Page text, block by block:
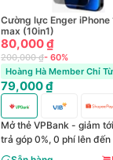
Cường lực Enger iPhone
max (10in1)
80,000 ₫
200,000 ₫- 60%
Hoàng Hà Member Chỉ Từ
79,000 ₫
Mở thẻ VPBank - giảm
trả góp 0%, 0 phí lên